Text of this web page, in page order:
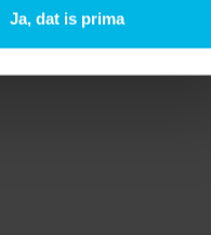
Ja, dat is prima